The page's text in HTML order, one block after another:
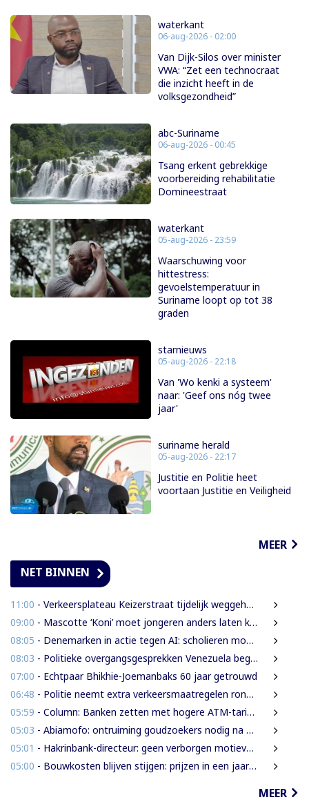
waterkant
06-aug-2026 - 02:00
Van Dijk-Silos over minister
VWA: “Zet een technocraat
die inzicht heeft in de
volksgezondheid”
abc-Suriname
06-aug-2026 - 00:45
Tsang erkent gebrekkige
voorbereiding rehabilitatie
Domineestraat
waterkant
05-aug-2026 - 23:59
Waarschuwing voor
hittestress:
gevoelstemperatuur in
Suriname loopt op tot 38
graden
starnieuws
05-aug-2026 - 22:18
Van 'Wo kenki a systeem'
naar: 'Geef ons nóg twee
jaar'
suriname herald
05-aug-2026 - 22:17
Justitie en Politie heet
voortaan Justitie en Veiligheid
MEER
NET BINNEN
11:00 - Verkeersplateau Keizerstraat tijdelijk weggehaald vanwege chaos rond Domineestraat
09:00 - Mascotte ‘Koni’ moet jongeren anders laten kijken naar Surinaamse houtsector
08:05 - Denemarken in actie tegen AI: scholieren moeten extra mondelinge examens doen
08:03 - Politieke overgangsgesprekken Venezuela beginnen zonder Machado
07:00 - Echtpaar Bhikhie-Joemanbaks 60 jaar getrouwd
06:48 - Politie neemt extra verkeersmaatregelen rond afgesloten Domineestraat
05:59 - Column: Banken zetten met hogere ATM-tarieven digitale economie op achterstand
05:03 - Abiamofo: ontruiming goudzoekers nodig na dodelijke risico’s in Moeroekreek en 21 Bergi
05:01 - Hakrinbank-directeur: geen verborgen motieven bij verkoop DSB-belang
05:00 - Bouwkosten blijven stijgen: prijzen in een jaar tijd gemiddeld 7,3% hoger
MEER